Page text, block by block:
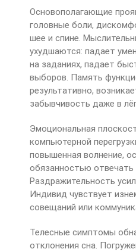
Основополагающие
головные боли,
шее и спине.
ухудшаются: падает
на заданиях, падает
выборов. Память
результативно,
забывчивость даже в
Эмоциональная
компьютерной
повышенная волнение,
обязанностью отвечать
Раздражительность
Индивид чувствует
совещаний или
Телесные симптомы
отклонения сна.